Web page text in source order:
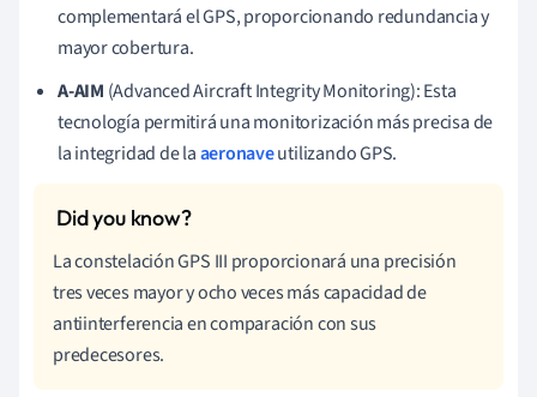
complementará el GPS, proporcionando redundancia y
mayor cobertura.
A-AIM (Advanced Aircraft Integrity Monitoring): Esta
tecnología permitirá una monitorización más precisa de
la integridad de laaeronaveutilizando GPS.
La constelación GPS III proporcionará una precisión
tres veces mayor y ocho veces más capacidad de
antiinterferencia en comparación con sus
predecesores.